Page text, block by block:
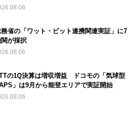
省の「ワット・ビット連携関連実証」に7
が採択
の1Q決算は増収増益 ドコモの「気球型
」は9月から能登エリアで実証開始